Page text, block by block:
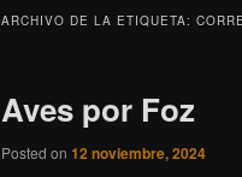
ARCHIVO DE LA ETIQUETA:
Aves por Foz
Posted on 12 noviembre, 2024